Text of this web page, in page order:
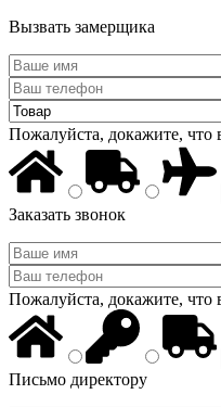
Вызвать замерщика
Пожалуйста, докажите, что
Заказать звонок
Пожалуйста, докажите, что
Письмо директору